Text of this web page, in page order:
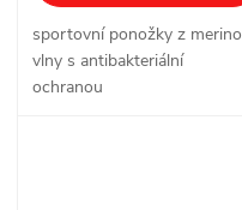
sportovní ponožky z merino
vlny s antibakteriální
ochranou